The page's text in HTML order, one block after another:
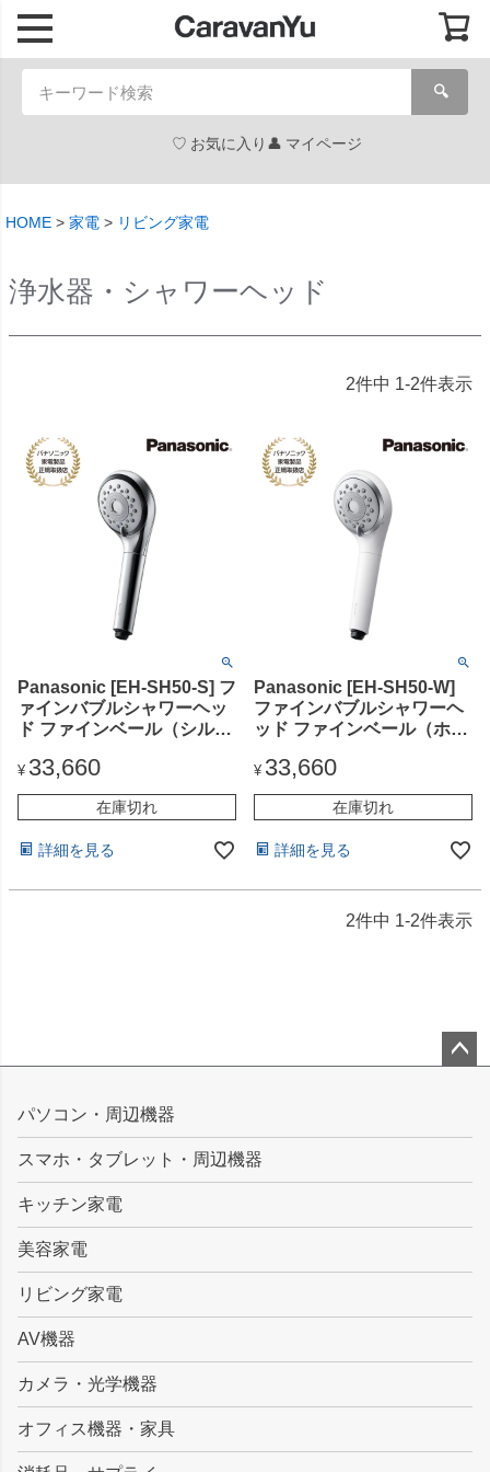
🔍
お気に入り マイページ
HOME 家電 リビング家電
浄水器・シャワーヘッド
2件中 1-2件表示
Panasonic [EH-SH50-S] フ
ァインバブルシャワーヘッ
ド ファインベール（シルバ
¥ 33,660
在庫切れ
詳細を見る
Panasonic [EH-SH50-W]
ファインバブルシャワーヘ
ッド ファインベール（ホワ
¥ 33,660
在庫切れ
詳細を見る
2件中 1-2件表示
ップ
パソコン・周辺機器
スマホ・タブレット・周辺機器
キッチン家電
美容家電
リビング家電
AV機器
カメラ・光学機器
オフィス機器・家具